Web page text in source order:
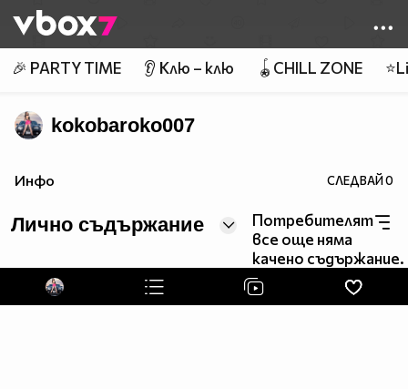
👾
🎉 PARTY TIME 👂 Клю – клю 🪀CHILL ZONE
kokobaroko007
Инфо СЛЕДВАЙ0
Лично съдържание
Потребителят
все още няма
качено съдържание.